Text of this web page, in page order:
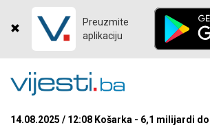
Preuzmite
aplikaciju
14.08.2025 / 12:08 Košarka - 6,1 milijardi